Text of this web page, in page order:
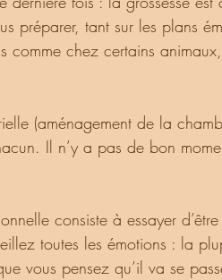
préparer, tant sur les plans
comme chez certains
Il n’y a pas de bon
toutes les émotions : la
vous pensez qu’il va se